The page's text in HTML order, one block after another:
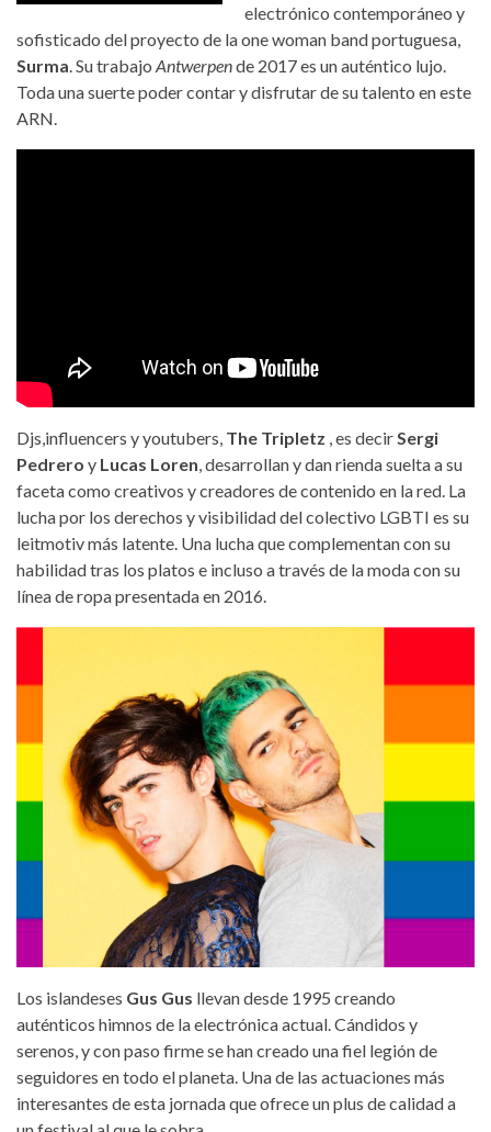
electrónico contemporáneo y
sofisticado del proyecto de la one woman band portuguesa,
Surma. Su trabajo Antwerpende 2017 es un auténtico lujo.
Toda una suerte poder contar y disfrutar de su talento en este
ARN.
Djs,influencers y youtubers, The Tripletz , es decirSergi
Pedrero y Lucas Loren, desarrollan y dan rienda suelta a su
faceta como creativos y creadores de contenido en la red. La
lucha por los derechos y visibilidad del colectivo LGBTI es su
leitmotiv más latente. Una lucha que complementan con su
habilidad tras los platos e incluso a través de la moda con su
línea de ropa presentada en 2016.
thetripletz.jpg
Los islandeses Gus Gus llevan desde 1995 creando
auténticos himnos de la electrónica actual. Cándidos y
serenos, y con paso firme se han creado una fiel legión de
seguidores en todo el planeta. Una de las actuaciones más
interesantes de esta jornada que ofrece un plus de calidad a